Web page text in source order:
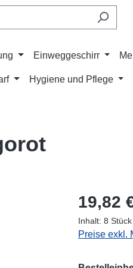
Einweggeschirr
Hygiene und Pflege
Regulärer
19,82
Inhalt: 8
Preise exkl.